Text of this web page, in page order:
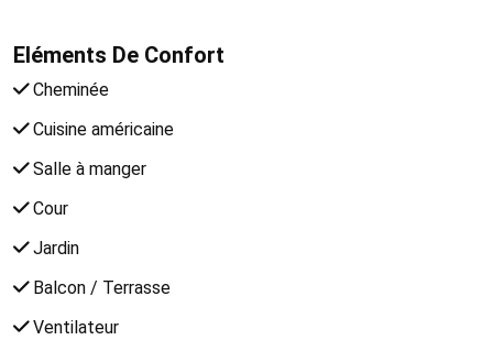
Eléments De Confort
Cheminée
Cuisine américaine
Salle à manger
Cour
Jardin
Balcon / Terrasse
Ventilateur